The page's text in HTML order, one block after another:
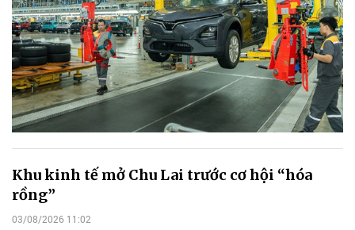
Khu kinh tế mở Chu Lai trước cơ hội “hóa
rồng”
03/08/2026 11:02